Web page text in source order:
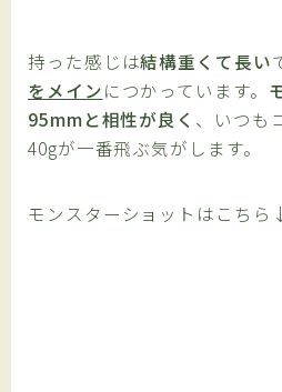
持った感じは結構重くて長い
をメインにつかっています。
95mmと相性が良く 、いつも
40gが一番飛ぶ気がします。
モンスターショットはこちら